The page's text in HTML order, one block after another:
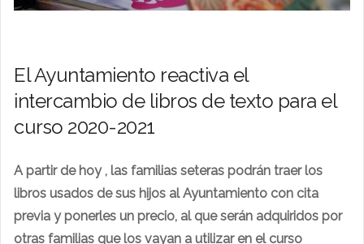
El Ayuntamiento reactiva el
intercambio de libros de texto para el
curso 2020-2021
A partir de hoy , las familias seteras podrán traer los
libros usados de sus hijos al Ayuntamiento con cita
previa y ponerles un precio, al que serán adquiridos por
otras familias que los vayan a utilizar en el curso